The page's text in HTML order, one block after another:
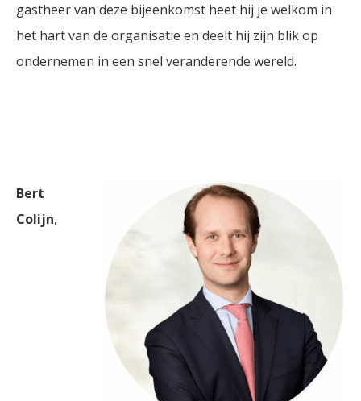
gastheer van deze bijeenkomst heet hij je welkom in
het hart van de organisatie en deelt hij zijn blik op
ondernemen in een snel veranderende wereld.
Bert
Colijn,